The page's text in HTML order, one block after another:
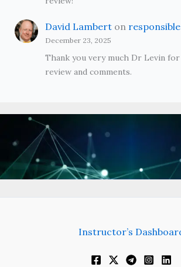
David Lamberton
December 23, 2025
Thank you very much Dr Levin
review and comments.
Instructor’s